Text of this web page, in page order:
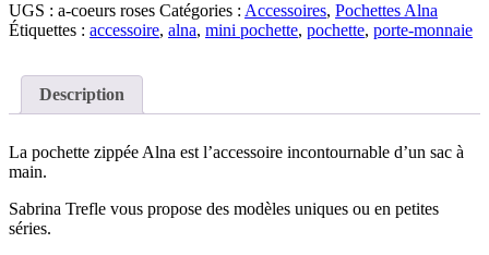
zippée
Alna
UGS : a-coeurs roses Catégories : Accessoires, Pochettes Alna
Étiquettes : accessoire, alna, mini pochette, pochette, porte-monnaie
Description
La pochette zippée Alna est l’accessoire incontournable d’un sac à
main.
Sabrina Trefle vous propose des modèles uniques ou en petites
séries.